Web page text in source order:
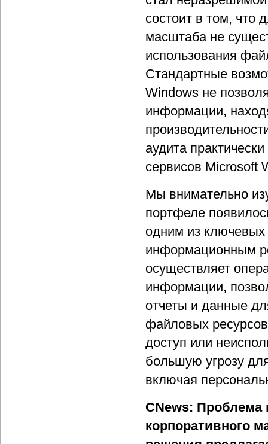
состоит в том, что
масштаба не
использования
Стандартные
Windows не
информации,
аудита
сервисов Microsoft
Мы внимательно
портфеле
одним из ключевых
информационным
осуществляет
информации,
отчеты и данные
файловых
доступ или
большую угрозу
включая
CNews:
корпоративного